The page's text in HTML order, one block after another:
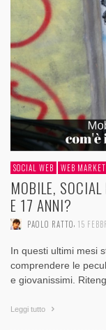
SOCIAL WEB WEB
MOBILE,
E 17 ANNI?
PAOLO RATTO 15
In questi ultimi mesi
comprendere le
e giovanissimi.
Leggi tutto